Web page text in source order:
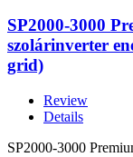
SP2000-3000
szolárinverter
grid)
Review
Details
SP2000-3000